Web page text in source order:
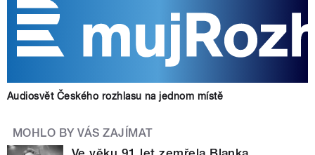
Audiosvět Českého rozhlasu na jednom místě
MOHLO BY VÁS ZAJÍMAT